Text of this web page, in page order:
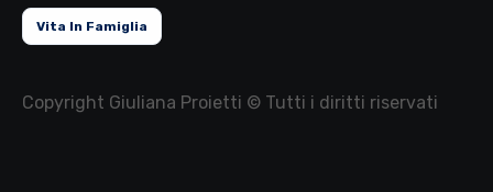
Vita In Famiglia
Copyright Giuliana Proietti © Tutti i diritti riservati